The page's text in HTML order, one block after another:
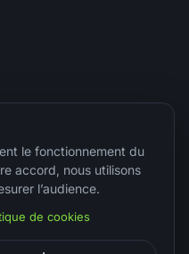
le fonctionnement du
accord, nous utilisons
l’audience.
de cookies